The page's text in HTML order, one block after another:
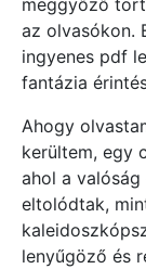
az olvasókon.
ingyenes pdf
fantázia
Ahogy
kerültem, egy
ahol a
eltolódtak,
lenyűgöző és